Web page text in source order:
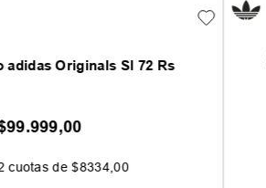
adidas Originals Sl 72 Rs
99.999,00
cuotas de$8334 ,00